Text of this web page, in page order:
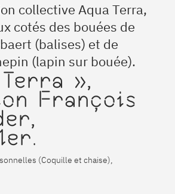
collective Aqua Terra,
cotés des bouées de
(balises) et de
(lapin sur bouée).
»,
François
(Coquille et chaise),